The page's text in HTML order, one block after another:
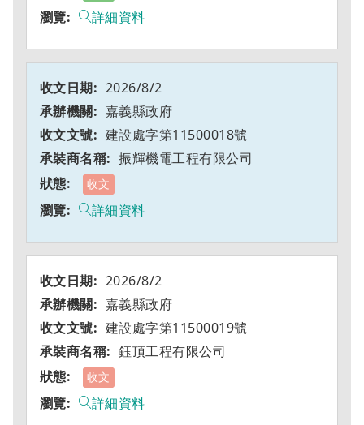
詳細資料
2026/8/2
嘉義縣政府
建設處字第11500018號
振輝機電工程有限公司
收文
詳細資料
2026/8/2
嘉義縣政府
建設處字第11500019號
鈺頂工程有限公司
收文
詳細資料